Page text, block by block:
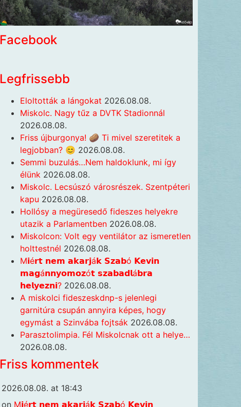
Facebook
Legfrissebb
Eloltották a lángokat 2026.08.08.
Miskolc. Nagy tűz a DVTK Stadionnál
2026.08.08.
Friss újburgonya! 🥔 Ti mivel szeretitek a
legjobban? 😊 2026.08.08.
Semmi buzulás…Nem haldoklunk, mi így
élünk 2026.08.08.
Miskolc. Lecsúszó városrészek. Szentpéteri
kapu 2026.08.08.
Hollósy a megüresedő fideszes helyekre
utazik a Parlamentben 2026.08.08.
Miskolcon: Volt egy ventilátor az ismeretlen
holttestnél 2026.08.08.
M𝗶é𝗿𝘁 𝗻𝗲𝗺 𝗮𝗸𝗮𝗿𝗷á𝗸 𝗦𝘇𝗮𝗯ó 𝗞𝗲𝘃𝗶𝗻
𝗺𝗮𝗴á𝗻𝗻𝘆𝗼𝗺𝗼𝘇ó𝘁 𝘀𝘇𝗮𝗯𝗮𝗱𝗹á𝗯𝗿𝗮
𝗵𝗲𝗹𝘆𝗲𝘇𝗻𝗶? 2026.08.08.
A miskolci fideszeskdnp-s jelenlegi
garnitúra csupán annyira képes, hogy
egymást a Szinvába fojtsák 2026.08.08.
Parasztolimpia. Fél Miskolcnak ott a helye…
2026.08.08.
Friss kommentek
2026.08.08. at 18:43
on M𝗶é𝗿𝘁 𝗻𝗲𝗺 𝗮𝗸𝗮𝗿𝗷á𝗸 𝗦𝘇𝗮𝗯ó 𝗞𝗲𝘃𝗶𝗻